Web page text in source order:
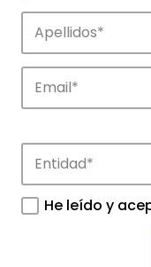
Conoce las
APTE y sus
tecnológicos.
He leído y